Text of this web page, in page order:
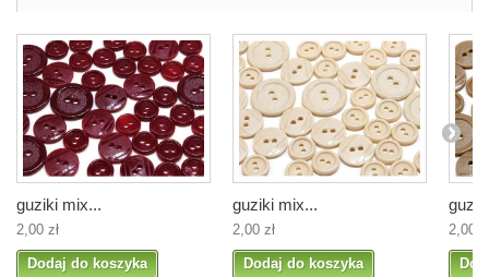
guziki mix...
2,00 zł
Dodaj do koszyka
guziki mix...
2,00 zł
Dodaj do koszyka
2,00